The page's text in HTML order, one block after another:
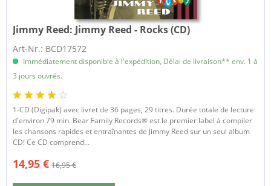
Jimmy Reed: Jimmy Reed - Rocks (CD)
Art-Nr.: BCD17572
Immédiatement disponible à l'expédition, Délai de livraison** env. 1 à
3 jours ouvrés.
1-CD (Digipak) avec livret de 36 pages, 29 titres. Durée totale de lecture
d'environ 79 min. Bear Family Records® est le premier label à compiler
les chansons rapides et entraînantes de Jimmy Reed sur un seul album
CD! Ce CD comprend...
14,95 € 16,95 €